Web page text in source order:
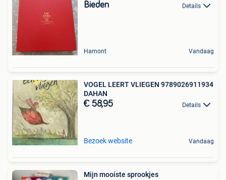
Bieden Details
Hamont Vandaag
VOGEL LEERT VLIEGEN 9789026911934
DAHAN
€ 58,95 Details
Bezoek website Vandaag
Mijn mooiste sprookjes